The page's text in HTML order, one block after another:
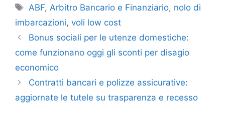
Tag
ABF,Arbitro Bancario e Finanziario, nolo di
imbarcazioni, voli low cost
Bonus sociali per le utenze domestiche:
come funzionano oggi gli sconti per disagio
economico
Contratti bancari e polizze assicurative:
aggiornate le tutele su trasparenza e recesso